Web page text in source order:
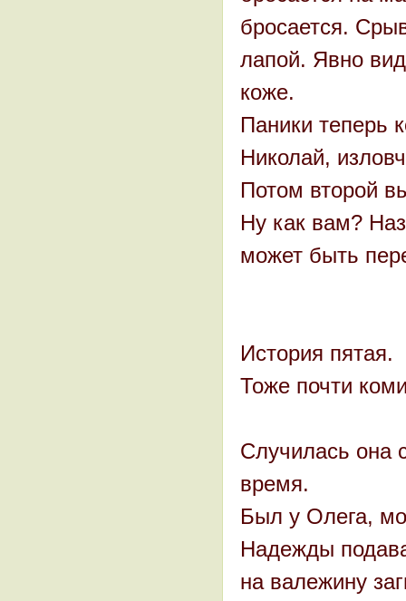
бросается.
лапой. Явно
коже.
Паники теперь
Николай,
Потом второй
Ну как вам?
может быть
История пятая.
Тоже почти
Случилась она
время.
Был у Олега,
Надежды
на валежину